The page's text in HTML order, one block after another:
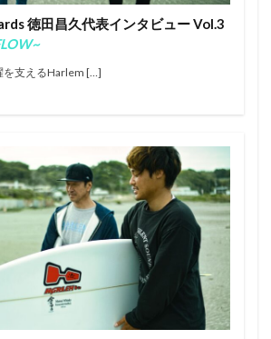
徳田昌久代表インタビュー Vol.3
を支えるHarlem […]
スト
カラップフリップ
カリッサ・ムーア
カリフォルニア
ー
サーフィン
な人と繋がりたい
サーフボード
さわかみ
サンセットビーチ
ジャワ島
ショートボード
ァイ
ジョエル・チューダー
ー
ジョン・ジョン・フローレンス
ーレンス
スイッチスタンス